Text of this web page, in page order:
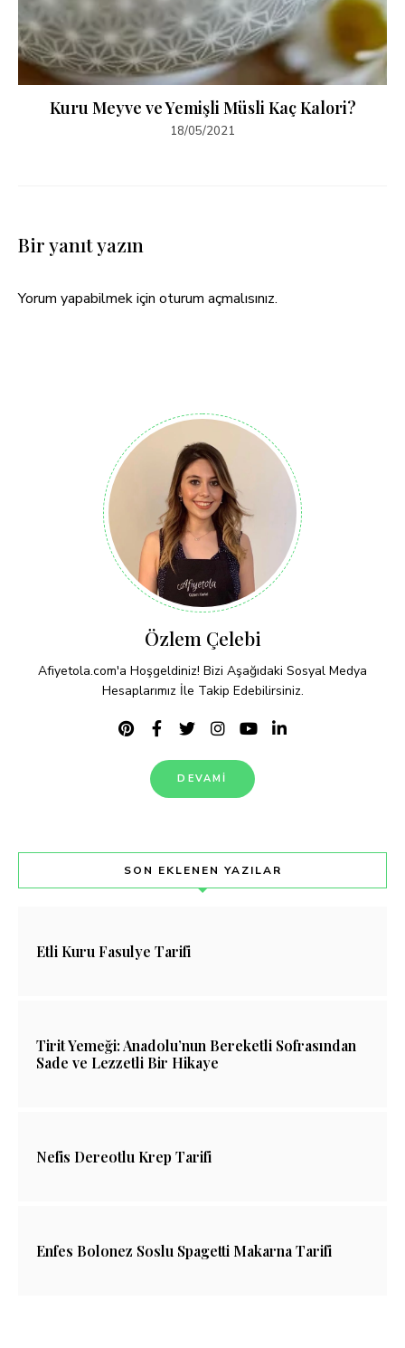
Kuru Meyve ve Yemişli Müsli Kaç Kalori?
18/05/2021
Bir yanıt yazın
Yorum yapabilmek için oturum açmalısınız.
Özlem Çelebi
Afiyetola.com'a Hoşgeldiniz! Bizi Aşağıdaki Sosyal Medya
Hesaplarımız İle Takip Edebilirsiniz.
DEVAMI
SON EKLENEN YAZILAR
Etli Kuru Fasulye Tarifi
Tirit Yemeği: Anadolu’nun Bereketli Sofrasından
Sade ve Lezzetli Bir Hikaye
Nefis Dereotlu Krep Tarifi
Enfes Bolonez Soslu Spagetti Makarna Tarifi